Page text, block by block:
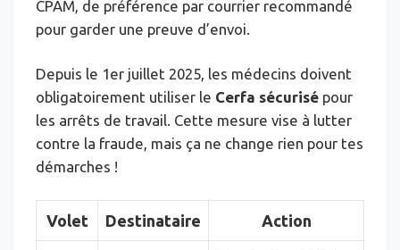
CPAM, de préférence par courrier recommandé
pour garder une preuve d’envoi.
Depuis le 1er juillet 2025, les médecins doivent
obligatoirement utiliser le Cerfa sécurisé pour
les arrêts de travail. Cette mesure vise à lutter
contre la fraude, mais ça ne change rien pour tes
démarches !
Volet Destinataire Action